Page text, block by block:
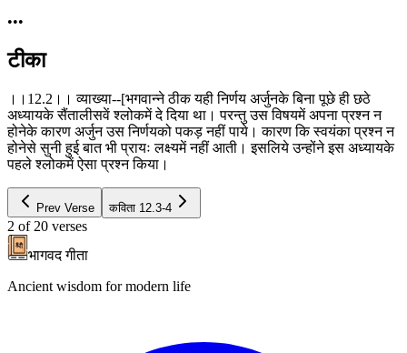
•••
टीका
।।12.2।। व्याख्या--[भगवान्ने ठीक यही निर्णय अर्जुनके बिना पूछे ही छठे
अध्यायके सैंतालीसवें श्लोकमें दे दिया था। परन्तु उस विषयमें अपना प्रश्न न
होनेके कारण अर्जुन उस निर्णयको पकड़ नहीं पाये। कारण कि स्वयंका प्रश्न न
होनेसे सुनी हुई बात भी प्रायः लक्ष्यमें नहीं आती। इसलिये उन्होंने इस अध्यायके
पहले श्लोकमें ऐसा प्रश्न किया।
Prev Verse कविता 12.3-4
2 of 20 verses
भागवद गीता
Ancient wisdom for modern life